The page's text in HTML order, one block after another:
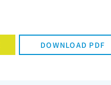
DOWNLOAD PDF